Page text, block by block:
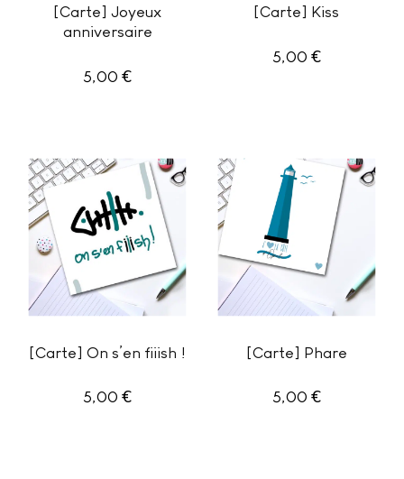
[Carte] Joyeux
anniversaire
5,00€
[Carte] Kiss
5,00 €
[Carte] On s’en fiiish !
5,00€
[Carte] Phare
5,00 €